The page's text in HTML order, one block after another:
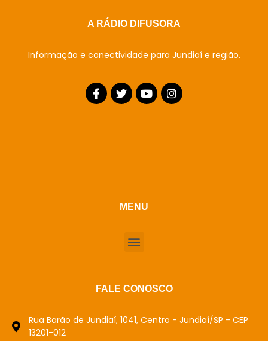
A RÁDIO DIFUSORA
Informação e conectividade para Jundiaí e região.
MENU
FALE CONOSCO
Rua Barão de Jundiaí, 1041, Centro - Jundiaí/SP - CEP
13201-012